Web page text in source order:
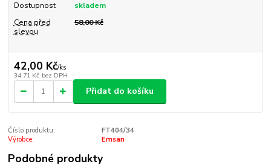
Dostupnost
skladem
Cena před
slevou
58,00 Kč
42,00 Kč/ks
34,71 Kč bez DPH
Přidat do košíku
Číslo produktu:
FT404/34
Výrobce:
Emsan
Podobné produkty